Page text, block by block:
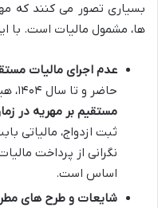
بسیاری تصور می کنند که
ها، مشمول مالیات است. با
عدم اجرای مالیات
حاضر و تا سال ۱۴۰۴، هیچ قانونی مبنی بر
مستقیم بر مهریه در
ثبت ازدواج، مالیاتی
نگرانی از پرداخت
اساس است.
شایعات و طرح های